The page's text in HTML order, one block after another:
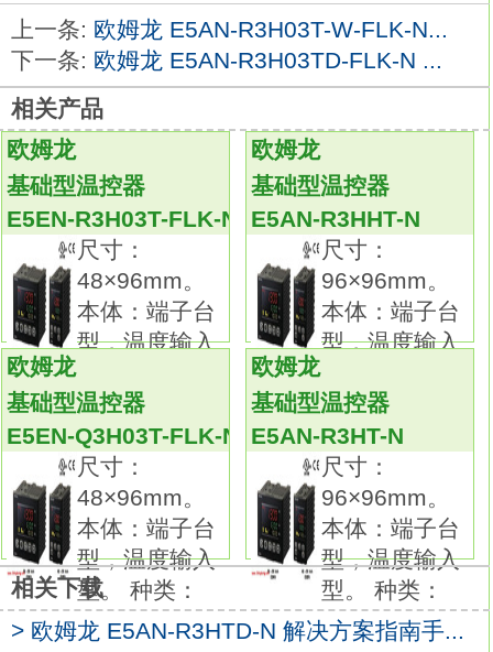
（0.3m）。
导线规格：PVC（耐油）E5AN-R3H03T-FLK-
N解决方案指南手册。
极性：有。
动作模式NO。
会提示线圈断线等故障及检测不稳定状态的自
诊断功能输出型品种齐全E5AN-R3H03T-FLK-
N
有助于实现预防性维护，防止生产线停转。
简化配线过程，降低资源使用，有效减小功
耗，助力环保事业。
配线作业时间及铜线使用量仅为3线式的三分之
二。
电流消耗量大幅降低至10%以下。 (直流2线式
与直流3线式相比)
所有小口径型号均采用屏蔽结构。
即使将传感器安装在狭小区域或嵌入金属中，
仍然具有较高的工作稳定性。
配有明亮醒目的指示灯，轻松查看安装环境
E5AN-R3H03T-FLK-N解决方案指南手册。抗
环境干扰光的变调方式。
上一条: 欧姆龙 E5AN-R3H03T-W-FLK-N...
下一条: 欧姆龙 E5AN-R3H03TD-FLK-N ...
相关产品
欧姆龙
基础型温控器
E5EN-R3H03T-FLK-N
尺寸：
48×96mm。
本体：端子台
型，温度输入
欧姆龙
基础型温控器
E5AN-R3HHT-N
尺寸：
96×96mm。
本体：端子台
型，温度输入
欧姆龙
基础型温控器
E5EN-Q3H03T-FLK-N
尺寸：
48×96mm。
本体：端子台
型，温度输入
型。 种类：
欧姆龙
基础型温控器
E5AN-R3HT-N
尺寸：
96×96mm。
本体：端子台
型，温度输入
型。 种类：
相关下载
> 欧姆龙 E5AN-R3HTD-N 解决方案指南手...